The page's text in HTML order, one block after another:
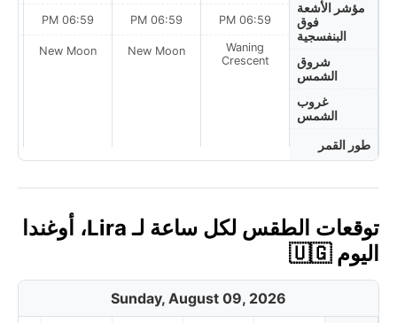
مؤشر الأشعة
فوق
البنفسجية
شروق
الشمس
غروب
الشمس
طور القمر
06:59 PM
Waning
Crescent
06:59 PM
New Moon
06:59 PM
New Moon
توقعات الطقس لكل ساعة لـ Lira، أوغندا
اليوم 🇺🇬
Sunday, August 09, 2026